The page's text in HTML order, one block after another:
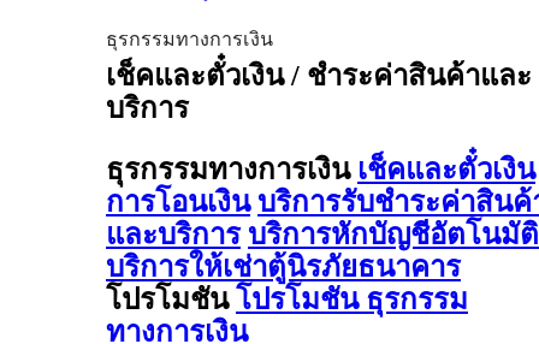
ธุรกรรมทางการเงิน
เช็คและตั๋วเงิน / ชำระค่าสินค้าและ
บริการ
ธุรกรรมทางการเงิน เช็คและตั๋วเงิน
การโอนเงิน บริการรับชำระค่าสินค้
และบริการ บริการหักบัญชีอัตโนมัติ
บริการให้เช่าตู้นิรภัยธนาคาร
โปรโมชัน โปรโมชัน ธุรกรรม
ทางการเงิน